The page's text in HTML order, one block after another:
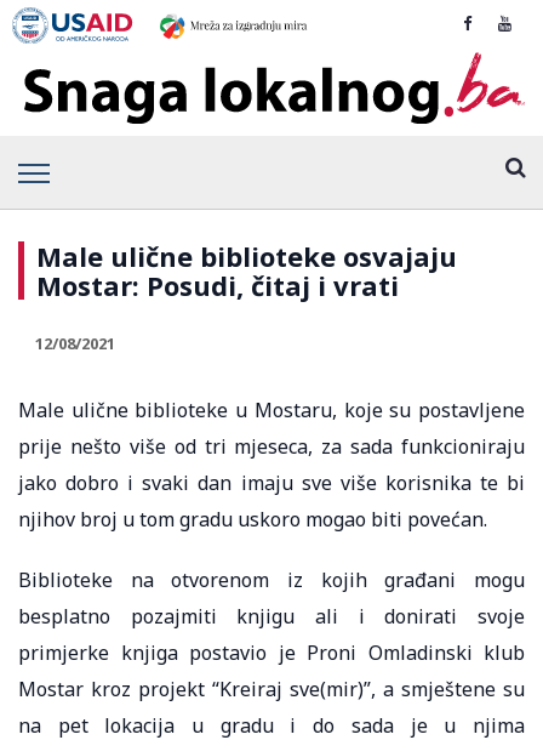
Male ulične biblioteke osvajaju
Mostar: Posudi, čitaj i vrati
12/08/2021
Male ulične biblioteke u Mostaru, koje su postavljene
prije nešto više od tri mjeseca, za sada funkcioniraju
jako dobro i svaki dan imaju sve više korisnika te bi
njihov broj u tom gradu uskoro mogao biti povećan.
Biblioteke na otvorenom iz kojih građani mogu
besplatno pozajmiti knjigu ali i donirati svoje
primjerke knjiga postavio je Proni Omladinski klub
Mostar kroz projekt “Kreiraj sve(mir)”, a smještene su
na pet lokacija u gradu i do sada je u njima